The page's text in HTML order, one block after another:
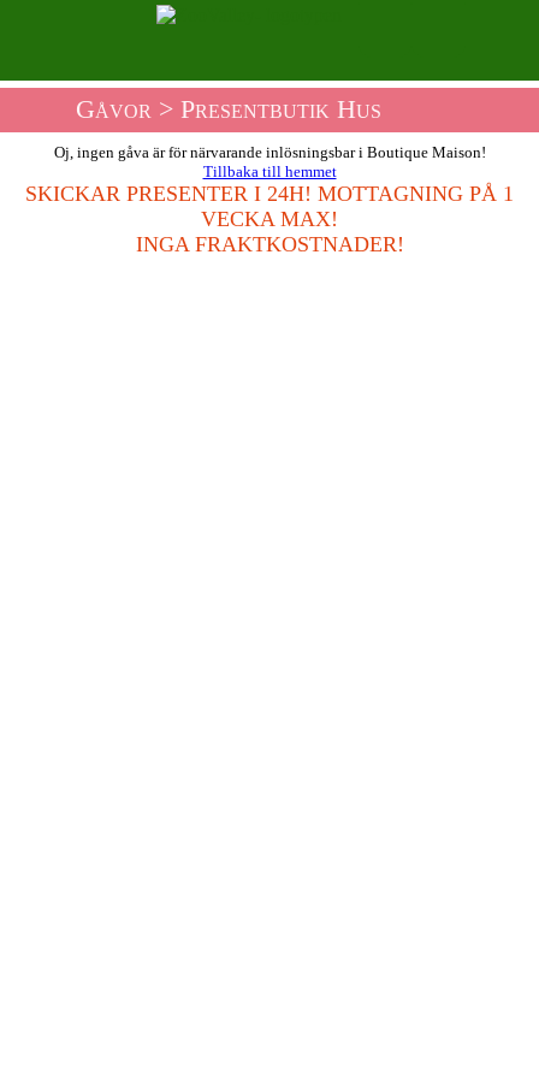
Gåvor> Presentbutik Hus
Oj, ingen gåva är för närvarande inlösningsbar i Boutique Maison!
Tillbaka till hemmet
SKICKAR PRESENTER I 24H! MOTTAGNING PÅ 1
VECKA MAX!
INGA FRAKTKOSTNADER!